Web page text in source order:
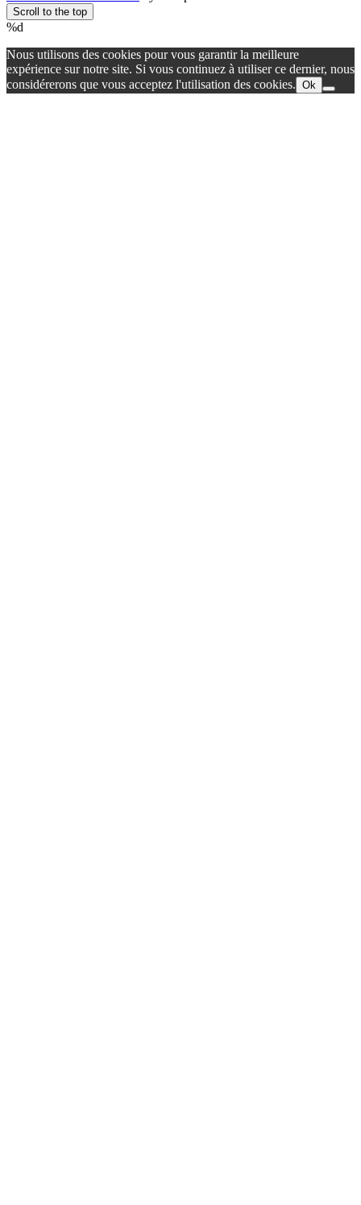
Scroll to the top
%d
Nous utilisons des cookies pour vous garantir la meilleure
expérience sur notre site. Si vous continuez à utiliser ce dernier, nous
considérerons que vous acceptez l'utilisation des cookies. Ok